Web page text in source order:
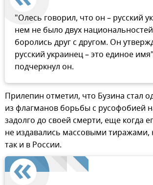
"Олесь говорил, что он – русский
нем не было двух
боролись друг с другом. Он
русский украинец – это единое
подчеркнул он.
Прилепин отметил, что Бузина стал
из флагманов борьбы с русофобией
задолго до своей смерти, еще когда
не издавались массовыми тиражами,
так и в России.